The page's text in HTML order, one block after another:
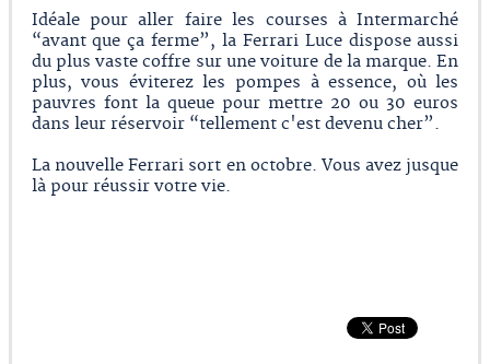
Idéale pour aller faire les courses à Intermarché
“avant que ça ferme”, la Ferrari Luce dispose aussi
du plus vaste coffre sur une voiture de la marque. En
plus, vous éviterez les pompes à essence, où les
pauvres font la queue pour mettre 20 ou 30 euros
dans leur réservoir “tellement c'est devenu cher”.
La nouvelle Ferrari sort en octobre. Vous avez jusque
là pour réussir votre vie.